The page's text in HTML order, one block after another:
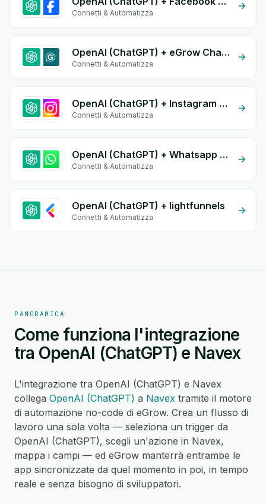
Connetti & Automatizza
OpenAI (ChatGPT) + eGrow Chat Widget
Connetti & Automatizza
OpenAI (ChatGPT) + Instagram Comment
Connetti & Automatizza
OpenAI (ChatGPT) + Whatsapp API
Connetti & Automatizza
OpenAI (ChatGPT) + lightfunnels
Connetti & Automatizza
PANORAMICA
Come funziona l'integrazione
tra OpenAI (ChatGPT) e Navex
L'integrazione tra OpenAI (ChatGPT) e Navex
collega OpenAI (ChatGPT) a Navex tramite il motore
di automazione no-code di eGrow. Crea un flusso di
lavoro una sola volta — seleziona un trigger da
OpenAI (ChatGPT), scegli un'azione in Navex,
mappa i campi — ed eGrow manterrà entrambe le
app sincronizzate da quel momento in poi, in tempo
reale e senza bisogno di sviluppatori.